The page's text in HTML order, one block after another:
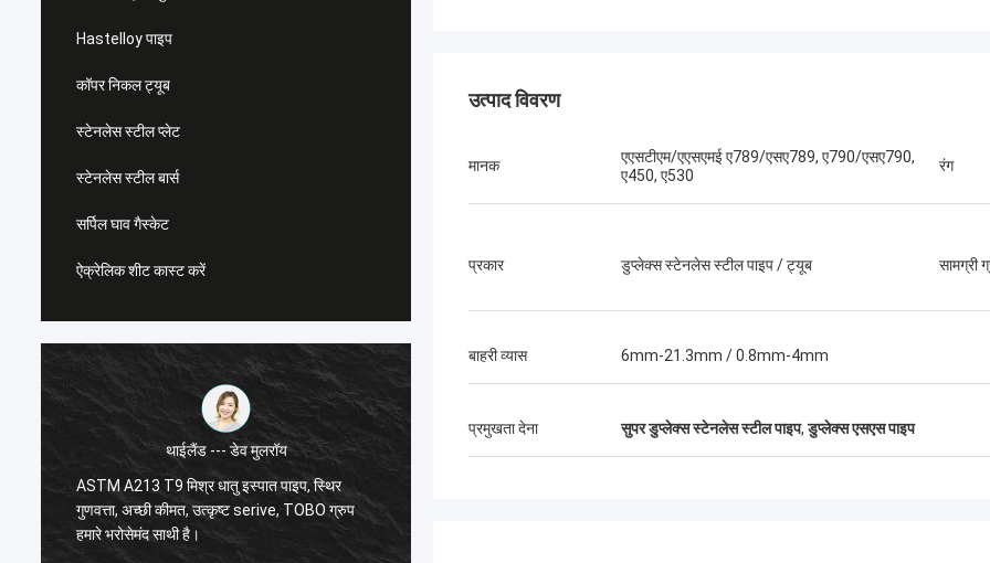
Hastelloy पाइप
कॉपर निकल ट्यूब
स्टेनलेस स्टील प्लेट
स्टेनलेस स्टील बार्स
सर्पिल घाव गैस्केट
ऐक्रेलिक शीट कास्ट करें
थाईलैंड --- डेव मुलरॉय
T9 मिश्र धातु इस्पात पाइप, स्थिर
अच्छी कीमत, उत्कृष्ट serive, TOBO ग्रुप
साथी है।
एएसटीएम A182 F55 सुपर डुप्लेक्स निकला हुआ किनारा,
अच्छी गुणवत्ता, हम इसे पसंद करते हैं! और समय में प्रसव
के समय भी, बहुत ही पेशेवर।
ब्राजील --- एमी
उत्पाद विवरण
मानक
एएसटीएम/एएसएमई ए789/एसए789, ए790/एसए790,
ए450, ए530
रंग
प्रकार डुप्लेक्स स्टेनलेस स्टील पाइप / ट्यूब सामग्री
बाहरी व्यास 6mm-21.3mm / 0.8mm-4mm
प्रमुखता देना सुपर डुप्लेक्स स्टेनलेस स्टील पाइप,डुप्लेक्स एसएस पाइप